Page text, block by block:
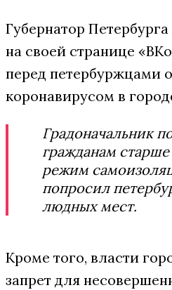
Губернатор
на своей странице
перед петербуржцами
коронавирусом в
Градоначальник
гражданам
режим
попросил
людных мест.
Кроме того, власти
запрет для